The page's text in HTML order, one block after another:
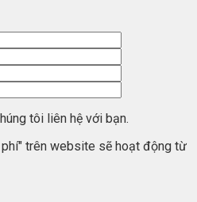
tôi liên hệ với bạn.
phí" trên website sẽ hoạt động từ